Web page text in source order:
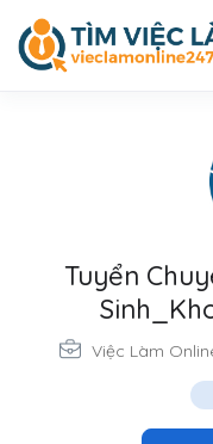
Tuyển
Việc Làm